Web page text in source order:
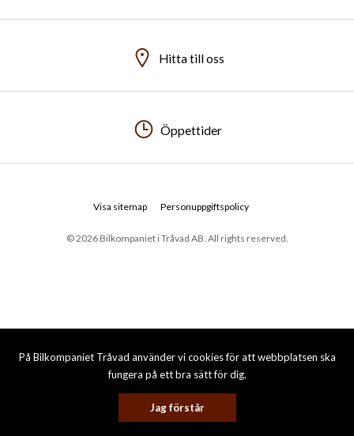
På Bilkompaniet Tråvad använder vi cookies för att webbplatsen ska
fungera på ett bra sätt för dig.
Jag förstår
Hitta till oss
Öppettider
© 2026 Bilkompaniet i Tråvad AB. All rights reserved.
Visa sitemap Personuppgiftspolicy